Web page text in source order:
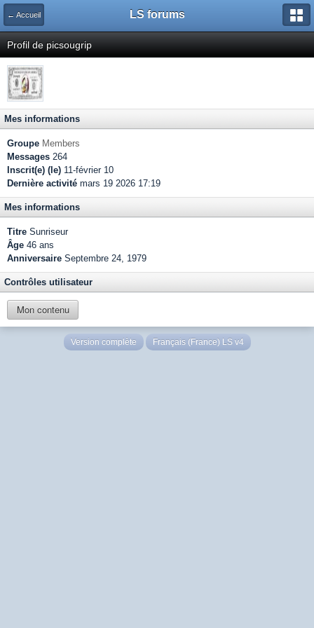
← Accueil LS forums
Profil de picsougrip
Mes informations
Groupe Members
Messages 264
Inscrit(e) (le) 11-février 10
Dernière activité mars 19 2026 17:19
Mes informations
Titre Sunriseur
Âge 46 ans
Anniversaire Septembre 24, 1979
Contrôles utilisateur
Mon contenu
Version complète Français (France) LS v4